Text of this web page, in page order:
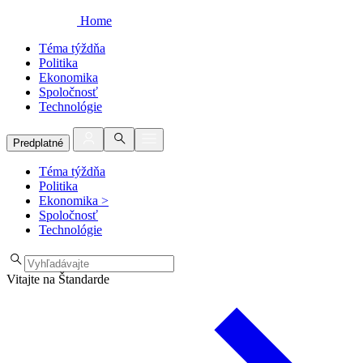
Home
Téma týždňa
Politika
Ekonomika
Spoločnosť
Technológie
Predplatné
Téma týždňa
Politika
Ekonomika >
Spoločnosť
Technológie
Vitajte na Štandarde